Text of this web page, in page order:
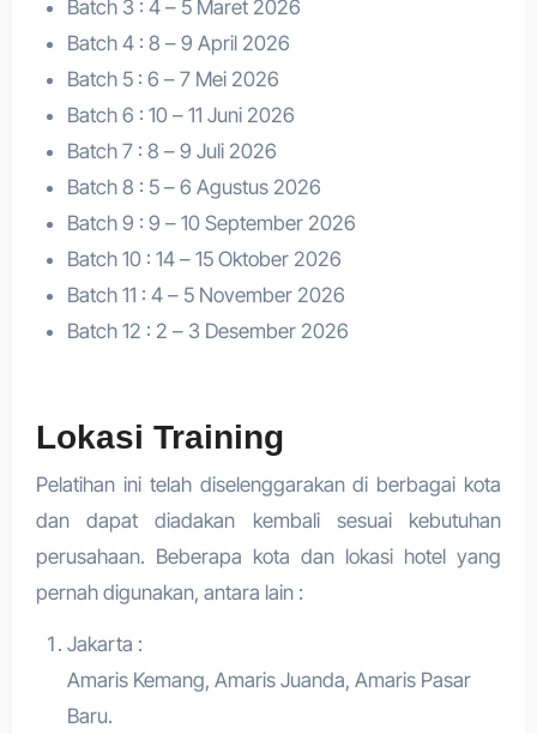
Batch 3 : 4 – 5 Maret 2026
Batch 4 : 8 – 9 April 2026
Batch 5 : 6 – 7 Mei 2026
Batch 6 : 10 – 11 Juni 2026
Batch 7 : 8 – 9 Juli 2026
Batch 8 : 5 – 6 Agustus 2026
Batch 9 : 9 – 10 September 2026
Batch 10 : 14 – 15 Oktober 2026
Batch 11 : 4 – 5 November 2026
Batch 12 : 2 – 3 Desember 2026
Lokasi Training
Pelatihan ini telah diselenggarakan di berbagai kota
dan dapat diadakan kembali sesuai kebutuhan
perusahaan. Beberapa kota dan lokasi hotel yang
pernah digunakan, antara lain :
Jakarta :
Amaris Kemang, Amaris Juanda, Amaris Pasar
Baru.